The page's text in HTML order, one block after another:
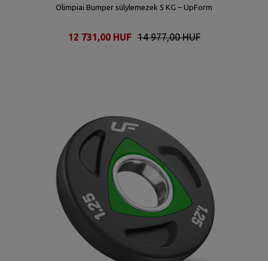
Olimpiai Bumper súlylemezek 5 KG – UpForm
14 977,00 HUF
12 731,00 HUF